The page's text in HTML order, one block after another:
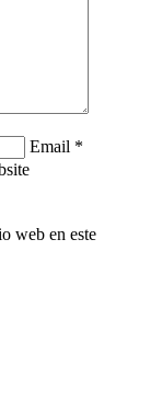
Email *
web en este